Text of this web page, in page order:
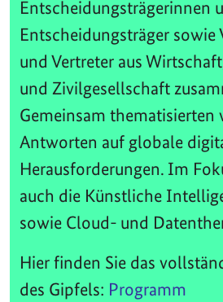
Entscheidungsträgerinnen
Entscheidungsträger sowie
und Vertreter aus
und Zivilgesellschaft
Gemeinsam thematisierten
Antworten auf globale
Herausforderungen. Im
auch die Künstliche
sowie Cloud- und
Hier finden Sie das
des Gipfels: Programm